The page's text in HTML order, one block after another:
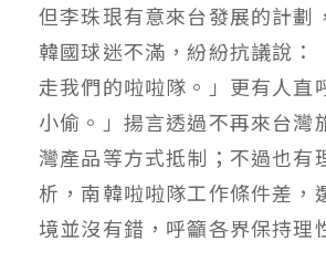
但李珠珢有意來台發展的計劃
韓國球迷不滿，紛紛抗議說：
走我們的啦啦隊。」更有人直
小偷。」揚言透過不再來台灣
灣產品等方式抵制；不過也有
析，南韓啦啦隊工作條件差，
境並沒有錯，呼籲各界保持理